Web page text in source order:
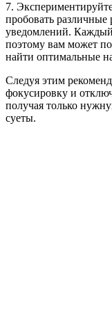
7.
пробовать
уведомлений. Каждый
поэтому вам может
найти оптимальные
Следуя этим
фокусировку и
получая только
суеты.